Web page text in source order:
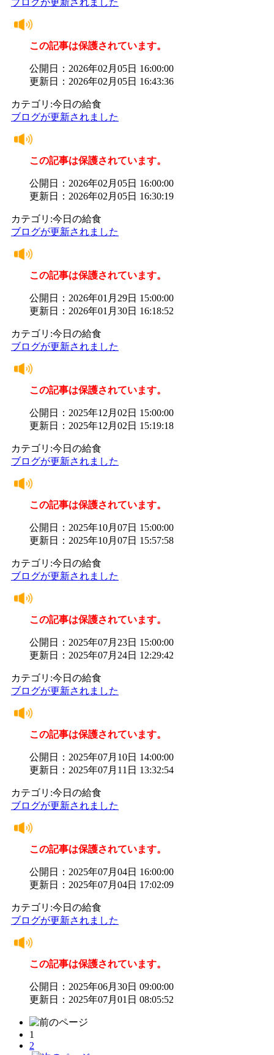
この記事は保護されています。
公開日：2026年02月05日 16:00:00
更新日：2026年02月05日 16:43:36
カテゴリ:今日の給食
ブログが更新されました
この記事は保護されています。
公開日：2026年02月05日 16:00:00
更新日：2026年02月05日 16:30:19
カテゴリ:今日の給食
ブログが更新されました
この記事は保護されています。
公開日：2026年01月29日 15:00:00
更新日：2026年01月30日 16:18:52
カテゴリ:今日の給食
ブログが更新されました
この記事は保護されています。
公開日：2025年12月02日 15:00:00
更新日：2025年12月02日 15:19:18
カテゴリ:今日の給食
ブログが更新されました
この記事は保護されています。
公開日：2025年10月07日 15:00:00
更新日：2025年10月07日 15:57:58
カテゴリ:今日の給食
ブログが更新されました
この記事は保護されています。
公開日：2025年07月23日 15:00:00
更新日：2025年07月24日 12:29:42
カテゴリ:今日の給食
ブログが更新されました
この記事は保護されています。
公開日：2025年07月10日 14:00:00
更新日：2025年07月11日 13:32:54
カテゴリ:今日の給食
ブログが更新されました
この記事は保護されています。
公開日：2025年07月04日 16:00:00
更新日：2025年07月04日 17:02:09
カテゴリ:今日の給食
ブログが更新されました
この記事は保護されています。
公開日：2025年06月30日 09:00:00
更新日：2025年07月01日 08:05:52
1
2